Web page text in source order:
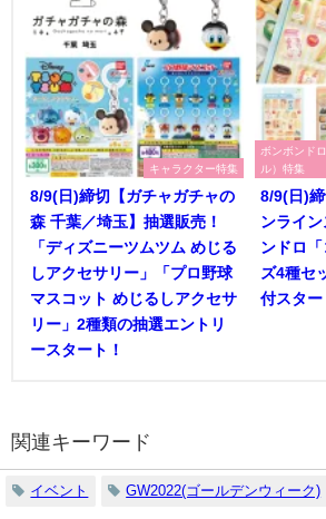
キャラクター特集
8/9(日)締切【ガチャガチャの
森 千葉／埼玉】抽選販売！
「ディズニーツムツム めじる
しアクセサリー」「プロ野球
マスコット めじるしアクセサ
リー」2種類の抽選エントリ
ースタート！
ボンボンド
ル）特集
8/9(日)
ンライ
ンドロ
ズ4種セ
付スター
関連キーワード
イベント GW2022(ゴールデンウィーク)